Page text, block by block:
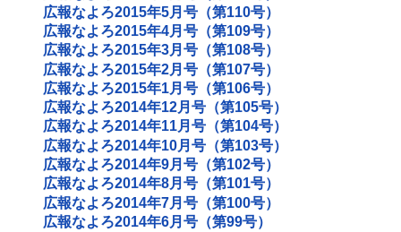
広報なよろ2015年5月号（第110号）
広報なよろ2015年4月号（第109号）
広報なよろ2015年3月号（第108号）
広報なよろ2015年2月号（第107号）
広報なよろ2015年1月号（第106号）
広報なよろ2014年12月号（第105号）
広報なよろ2014年11月号（第104号）
広報なよろ2014年10月号（第103号）
広報なよろ2014年9月号（第102号）
広報なよろ2014年8月号（第101号）
広報なよろ2014年7月号（第100号）
広報なよろ2014年6月号（第99号）